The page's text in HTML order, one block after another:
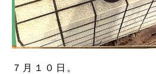
７月１０日。